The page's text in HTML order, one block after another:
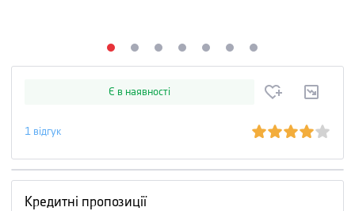
Є в наявності
1 відгук
Кредитні пропозиції